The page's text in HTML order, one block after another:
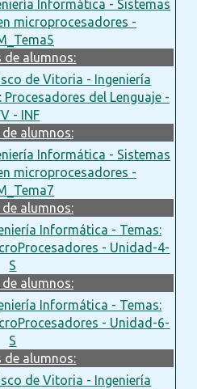
Informática - Sistemas
microprocesadores -
de alumnos:
de Vitoria - Ingeniería
del Lenguaje -
- INF
alumnos:
Informática - Sistemas
microprocesadores -
alumnos:
Informática - Temas:
- Unidad-4-
S
alumnos:
Informática - Temas:
- Unidad-6-
S
de alumnos:
de Vitoria - Ingeniería